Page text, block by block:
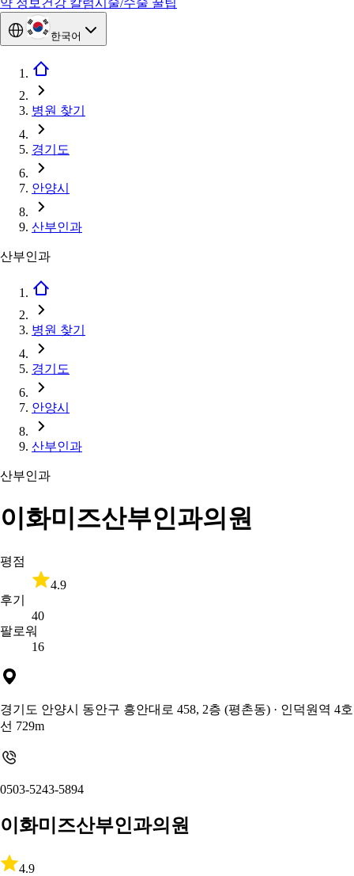
약 정보 건강 칼럼시술/수술 꿀팁
한국어
병원 찾기
경기도
안양시
산부인과
산부인과
병원 찾기
경기도
안양시
산부인과
산부인과
이화미즈산부인과의원
평점
4.9
후기
40
팔로워
16
경기도 안양시 동안구 흥안대로 458, 2층 (평촌동) · 인덕원역 4호
선 729m
0503-5243-5894
이화미즈산부인과의원
4.9